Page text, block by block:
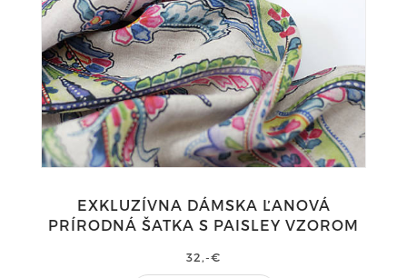
EXKLUZÍVNA DÁMSKA ĽANOVÁ
PRÍRODNÁ ŠATKA S PAISLEY VZOROM
32,-€